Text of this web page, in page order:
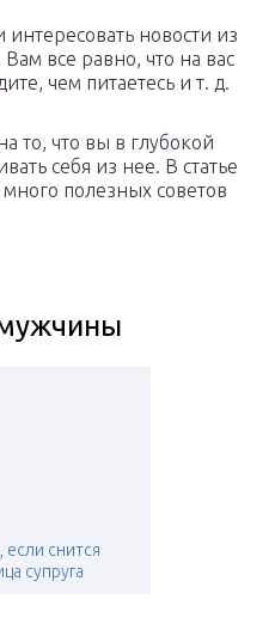
интересовать новости из
все равно, что на вас
чем питаетесь и т. д.
то, что вы в глубокой
себя из нее. В статье
полезных советов
если снится
супруга